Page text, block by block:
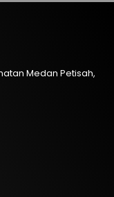
Medan Petisah,